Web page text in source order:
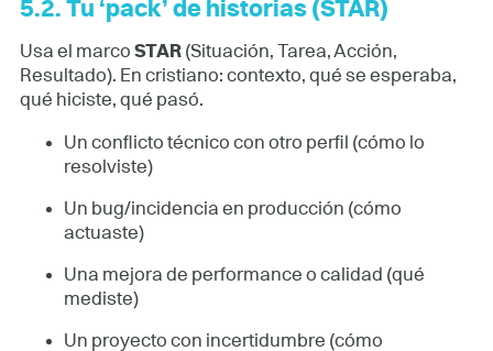
5.2. Tu ‘pack’ de historias (STAR)
Usa el marco STAR (Situación, Tarea, Acción,
Resultado). En cristiano: contexto, qué se esperaba,
qué hiciste, qué pasó.
Un conflicto técnico con otro perfil (cómo lo
resolviste)
Un bug/incidencia en producción (cómo
actuaste)
Una mejora de performance o calidad (qué
mediste)
Un proyecto con incertidumbre (cómo